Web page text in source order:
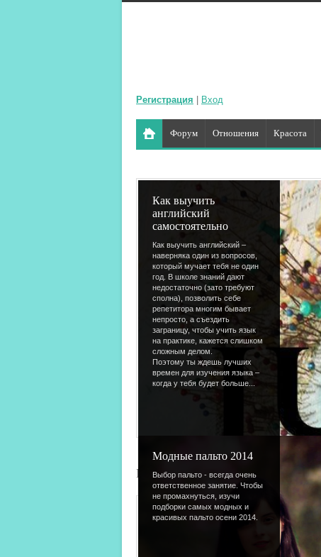
Регистрация Вход
Форум Отношения Красота
Как выучить
английский
самостоятельно
Как выучить английский –
наверняка один из вопросов,
который мучает тебя не один
год. В школе знаний дают
недостаточно (зато требуют
сполна), позволить себе
репетитора многим бывает
непросто, а съездить
заграницу, чтобы учить язык
на практике, кажется слишком
сложным делом.
Поэтому ты ждешь лучших
времен для изучения языка –
когда у тебя будет больше...
Модные пальто 2014
Выбор пальто - всегда очень
ответственное занятие. Чтобы
не промахнуться, изучи
подборки самых модных и
красивых пальто осени 2014.
РазДел "Все про создание сайта"